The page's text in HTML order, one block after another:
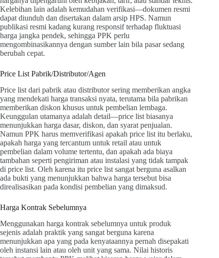
Kelebihan lain adalah kemudahan verifikasi—dokumen resmi
dapat diunduh dan disertakan dalam arsip HPS. Namun
publikasi resmi kadang kurang responsif terhadap fluktuasi
harga jangka pendek, sehingga PPK perlu
mengombinasikannya dengan sumber lain bila pasar sedang
berubah cepat.
Price List Pabrik/Distributor/Agen
Price list dari pabrik atau distributor sering memberikan angka
yang mendekati harga transaksi nyata, terutama bila pabrikan
memberikan diskon khusus untuk pembelian lembaga.
Keunggulan utamanya adalah detail—price list biasanya
menunjukkan harga dasar, diskon, dan syarat penjualan.
Namun PPK harus memverifikasi apakah price list itu berlaku,
apakah harga yang tercantum untuk retail atau untuk
pembelian dalam volume tertentu, dan apakah ada biaya
tambahan seperti pengiriman atau instalasi yang tidak tampak
di price list. Oleh karena itu price list sangat berguna asalkan
ada bukti yang menunjukkan bahwa harga tersebut bisa
direalisasikan pada kondisi pembelian yang dimaksud.
Harga Kontrak Sebelumnya
Menggunakan harga kontrak sebelumnya untuk produk
sejenis adalah praktik yang sangat berguna karena
menunjukkan apa yang pada kenyataannya pernah disepakati
oleh instansi lain atau oleh unit yang sama. Nilai historis